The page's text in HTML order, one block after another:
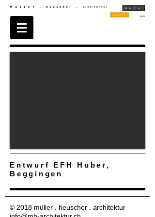
Entwurf EFH Huber,
Beggingen
© 2018 müller . heuscher . architektur